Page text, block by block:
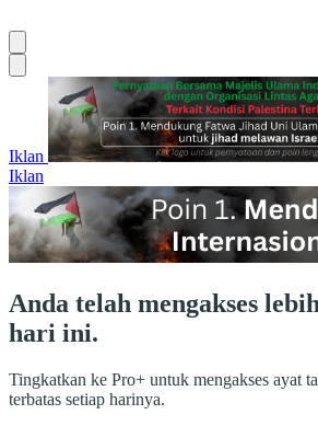
Iklan
Iklan
Anda telah mengakses
hari ini.
Tingkatkan ke Pro+ untuk mengakses ayat
terbatas setiap harinya.